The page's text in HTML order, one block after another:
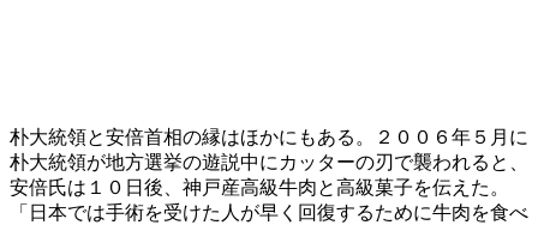
朴大統領と安倍首相の縁はほかにもある。２００６年５月に
朴大統領が地方選挙の遊説中にカッターの刃で襲われると、
安倍氏は１０日後、神戸産高級牛肉と高級菓子を伝えた。
「日本では手術を受けた人が早く回復するために牛肉を食べ